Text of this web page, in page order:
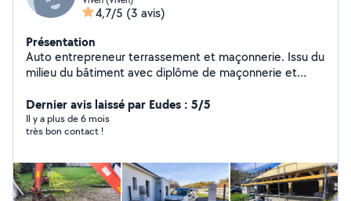
4,7/5 (3 avis)
Présentation
Auto entrepreneur terrassement et maçonnerie. Issu du
milieu du bâtiment avec diplôme de maçonnerie et
disponible pour réalise tout Type de travaux de
Dernier avis laissé par Eudes : 5/5
Il y a plus de 6 mois
très bon contact !